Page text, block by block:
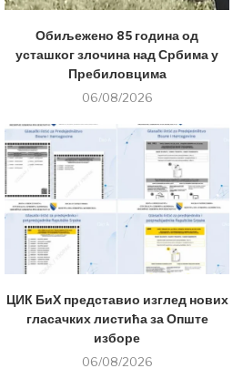
Обиљежено 85 година од
усташког злочина над Србима у
Пребиловцима
06/08/2026
ЦИК БиХ представио изглед нових
гласачких листића за Опште
изборе
06/08/2026